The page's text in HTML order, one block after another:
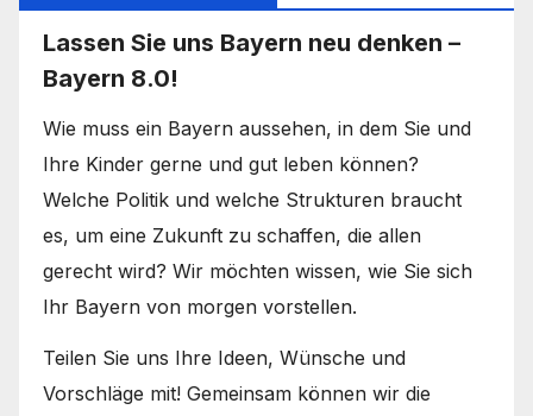
Lassen Sie uns Bayern neu denken –
Bayern 8.0!
Wie muss ein Bayern aussehen, in dem Sie und
Ihre Kinder gerne und gut leben können?
Welche Politik und welche Strukturen braucht
es, um eine Zukunft zu schaffen, die allen
gerecht wird? Wir möchten wissen, wie Sie sich
Ihr Bayern von morgen vorstellen.
Teilen Sie uns Ihre Ideen, Wünsche und
Vorschläge mit! Gemeinsam können wir die